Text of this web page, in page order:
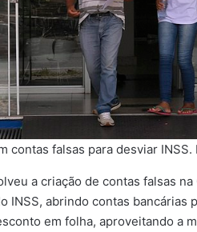
contas falsas para desviar
a criação de contas falsas
INSS, abrindo contas
em folha, aproveitando